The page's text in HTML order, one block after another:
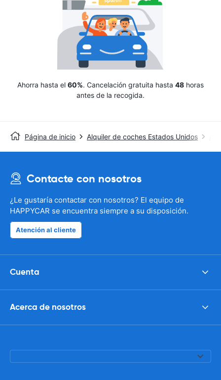
Ahorra hasta el 60%. Cancelación gratuita hasta 48 horas
antes de la recogida.
Página de inicio Alquiler de coches Estados Unidos
Contacte con nosotros
¿Le gustaría contactar con nosotros? El equipo de
HAPPYCAR se encuentra siempre a su disposición.
Atención al cliente
Cuenta
Acerca de nosotros